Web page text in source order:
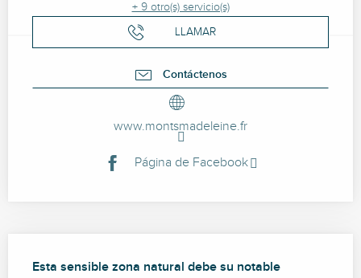
+ 9 otro(s) servicio(s)
LLAMAR
Contáctenos
www.montsmadeleine.fr
Página de Facebook
Esta sensible zona natural debe su notable